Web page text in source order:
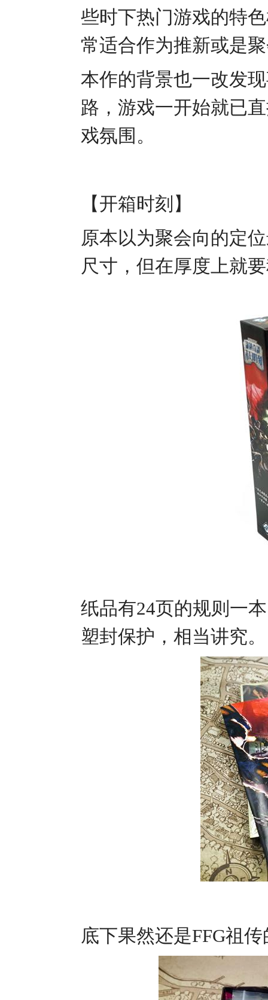
些时下热门游戏的特
常适合作为推新或是
本作的背景也一改发
路 ，游戏一开始就已
戏氛围。
【开箱时刻】
原本以为聚会向的定
尺寸，但在厚度上就
纸品有24页的规则一
塑封保护，相当讲究。
底下果然还是FFG祖